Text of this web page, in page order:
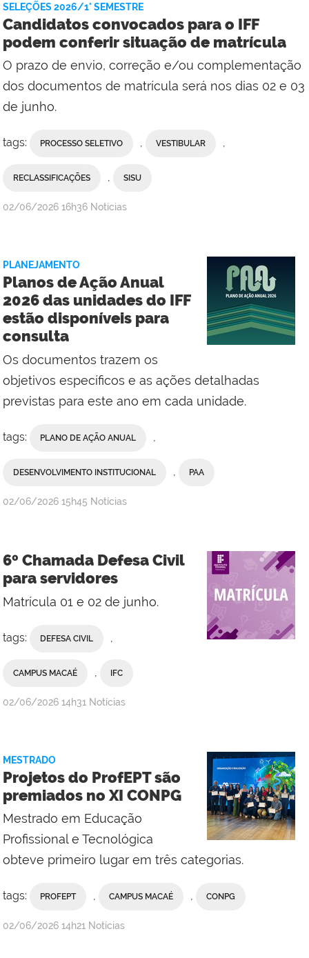
Social
do
Campus
Campos
Centro
SELEÇÕES 2026/1° SEMESTRE
Candidatos convocados para o IFF
podem conferir situação de matrícula
O prazo de envio, correção e/ou complementação
dos documentos de matrícula será nos dias 02 e 03
de junho.
tags: PROCESSO SELETIVO , VESTIBULAR ,
RECLASSIFICAÇÕES , SISU
por
publicado
02/06/2026 16h36 Notícias
PLANEJAMENTO
Planos de Ação Anual
2026 das unidades do IFF
estão disponíveis para
consulta
Os documentos trazem os
objetivos específicos e as ações detalhadas
previstas para este ano em cada unidade.
tags: PLANO DE AÇÃO ANUAL ,
DESENVOLVIMENTO INSTITUCIONAL , PAA
por
Reitoria
publicado
02/06/2026 15h45 Notícias
6º Chamada Defesa Civil
para servidores
Matrícula 01 e 02 de junho.
tags: DEFESA CIVIL
CAMPUS MACAÉ IFC
por
publicado
02/06/2026 14h31 Notícias
MESTRADO
Projetos do ProfEPT são
premiados no XI CONPG
Mestrado em Educação
Profissional e Tecnológica
obteve primeiro lugar em três categorias.
tags: PROFEPT , CAMPUS MACAÉ , CONPG
por
publicado
02/06/2026 14h21 Notícias